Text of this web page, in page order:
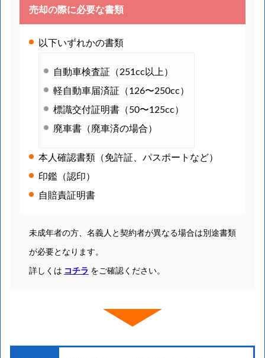
売却の際に必要な書類
以下いずれかの書類
自動車検査証（251cc以上）
軽自動車届済証（126〜250cc）
標識交付証明書（50〜125cc）
廃車書（廃車済の場合）
本人確認書類（免許証、パスポートなど）
印鑑（認印）
自賠責証明書
未成年者の方、名義人と契約者が異なる場合は別途書類
が必要となります。
詳しくは コチラ をご確認ください。